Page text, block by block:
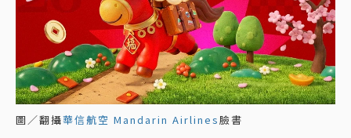
圖／翻攝華信航空 Mandarin Airlines臉書